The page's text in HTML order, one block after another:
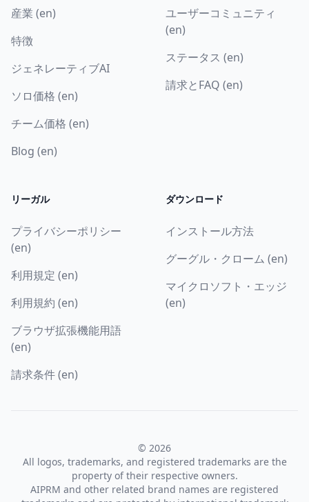
産業 (en)
特徴
ジェネレーティブAI
ソロ価格 (en)
チーム価格 (en)
Blog (en)
ユーザーコミュニティ
(en)
ステータス (en)
請求とFAQ (en)
リーガル
プライバシーポリシー
(en)
利用規定 (en)
利用規約 (en)
ブラウザ拡張機能用語
(en)
請求条件 (en)
ダウンロード
インストール方法
グーグル・クローム (en)
マイクロソフト・エッジ
(en)
© 2026
All logos, trademarks, and registered trademarks are the
property of their respective owners.
AIPRM and other related brand names are registered